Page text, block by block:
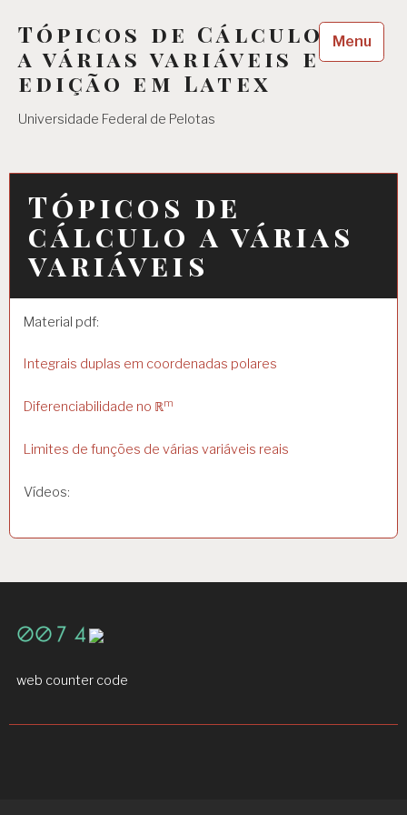
content
Tópicos de Cálculo
a várias variáveis e
edição em Latex
Universidade Federal de Pelotas
Menu
Tópicos de
cálculo a várias
variáveis
Material pdf:
Integrais duplas em coordenadas polares
Diferenciabilidade no ℝm
Limites de funções de várias variáveis reais
Vídeos:
web counter code